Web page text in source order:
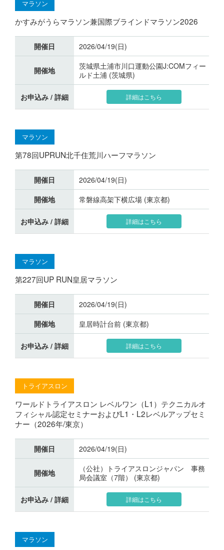
マラソン
かすみがうらマラソン兼国際ブラインドマラソン2026
開催日 2026/04/19(日)
開催地
茨城県土浦市川口運動公園J:COMフィー
ルド土浦 (茨城県)
お申込み / 詳細 詳細はこちら
マラソン
第78回UPRUN北千住荒川ハーフマラソン
開催日
2026/04/19(日)
開催地
常磐線高架下横広場 (東京都)
お申込み / 詳細 詳細はこちら
マラソン
第227回UP RUN皇居マラソン
開催日
2026/04/19(日)
開催地
皇居時計台前 (東京都)
お申込み / 詳細 詳細はこちら
トライアスロン
ワールドトライアスロン レベルワン（L1）テクニカルオ
フィシャル認定セミナーおよびL1・L2レベルアップセミ
ナー（2026年/東京）
開催日 2026/04/19(日)
開催地
（公社）トライアスロンジャパン 事務
局会議室（7階） (東京都)
お申込み / 詳細 詳細はこちら
マラソン